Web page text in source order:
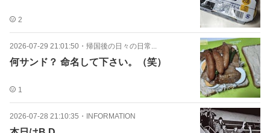
2
2026-07-29 21:01:50 ・ 帰国後の日々の日常...
何サンド？ 命名して下さい。（笑）
1
2026-07-28 21:10:35 ・ INFORMATION